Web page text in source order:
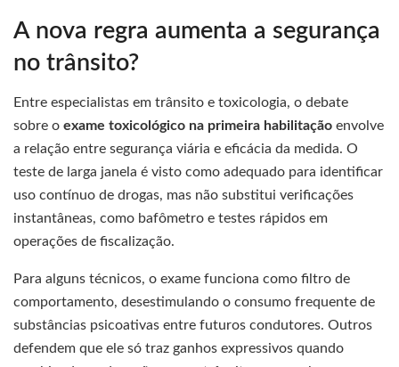
A nova regra aumenta a segurança
no trânsito?
Entre especialistas em trânsito e toxicologia, o debate
sobre o exame toxicológico na primeira habilitação envolve
a relação entre segurança viária e eficácia da medida. O
teste de larga janela é visto como adequado para identificar
uso contínuo de drogas, mas não substitui verificações
instantâneas, como bafômetro e testes rápidos em
operações de fiscalização.
Para alguns técnicos, o exame funciona como filtro de
comportamento, desestimulando o consumo frequente de
substâncias psicoativas entre futuros condutores. Outros
defendem que ele só traz ganhos expressivos quando